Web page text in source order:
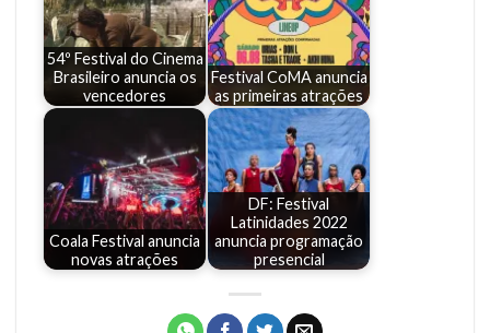
54º Festival do Cinema
Brasileiro anuncia os
vencedores
Festival CoMA anuncia
as primeiras atrações
Coala Festival anuncia
novas atrações
DF: Festival
Latinidades 2022
anuncia programação
presencial